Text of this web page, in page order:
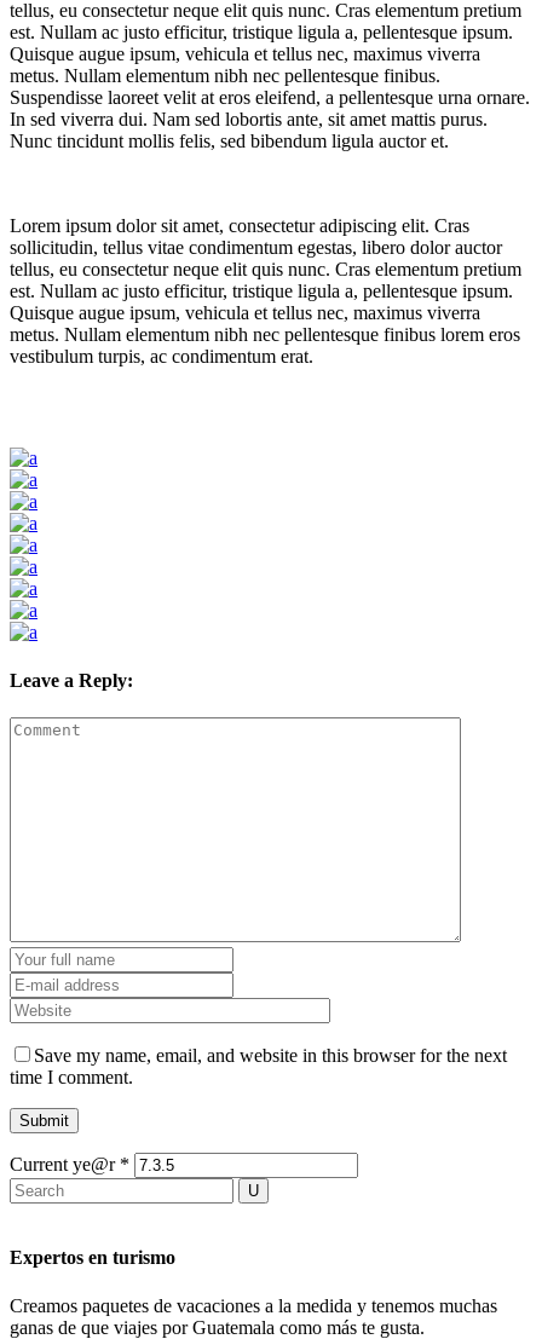
tellus, eu consectetur neque elit quis nunc. Cras elementum pretium
est. Nullam ac justo efficitur, tristique ligula a, pellentesque ipsum.
Quisque augue ipsum, vehicula et tellus nec, maximus viverra
metus. Nullam elementum nibh nec pellentesque finibus.
Suspendisse laoreet velit at eros eleifend, a pellentesque urna ornare.
In sed viverra dui. Nam sed lobortis ante, sit amet mattis purus.
Nunc tincidunt mollis felis, sed bibendum ligula auctor et.
Lorem ipsum dolor sit amet, consectetur adipiscing elit. Cras
sollicitudin, tellus vitae condimentum egestas, libero dolor auctor
tellus, eu consectetur neque elit quis nunc. Cras elementum pretium
est. Nullam ac justo efficitur, tristique ligula a, pellentesque ipsum.
Quisque augue ipsum, vehicula et tellus nec, maximus viverra
metus. Nullam elementum nibh nec pellentesque finibus lorem eros
vestibulum turpis, ac condimentum erat.
Leave a Reply:
Save my name, email, and website in this browser for the next
time I comment.
Current ye@r *
Expertos en turismo
Creamos paquetes de vacaciones a la medida y tenemos muchas
ganas de que viajes por Guatemala como más te gusta.